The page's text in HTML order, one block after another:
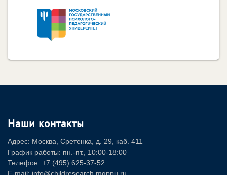
Наши контакты
Адрес: Москва, Сретенка, д. 29, каб. 411
График работы: пн.-пт., 10:00-18:00
Телефон: +7 (495) 625-37-52